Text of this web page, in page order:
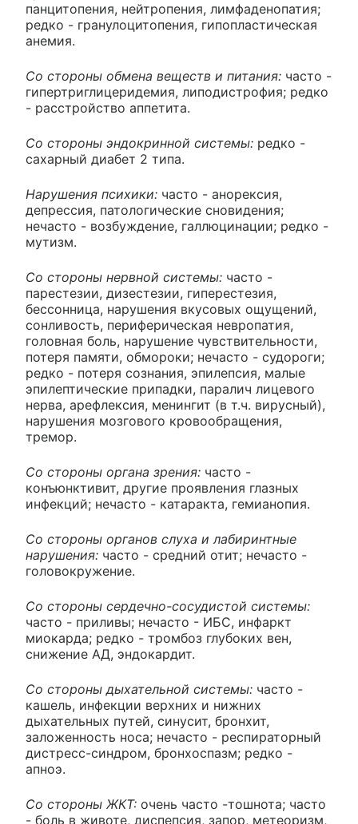
панцитопения, нейтропения, лимфаденопатия;
редко - гранулоцитопения, гипопластическая
анемия.
Со стороны обмена веществ и питания: часто -
гипертриглицеридемия, липодистрофия; редко
- расстройство аппетита.
Со стороны эндокринной системы: редко -
сахарный диабет 2 типа.
Нарушения психики: часто - анорексия,
депрессия, патологические сновидения;
нечасто - возбуждение, галлюцинации; редко -
мутизм.
Со стороны нервной системы: часто -
парестезии, дизестезии, гиперестезия,
бессонница, нарушения вкусовых ощущений,
сонливость, периферическая невропатия,
головная боль, нарушение чувствительности,
потеря памяти, обмороки; нечасто - судороги;
редко - потеря сознания, эпилепсия, малые
эпилептические припадки, паралич лицевого
нерва, арефлексия, менингит (в т.ч. вирусный),
нарушения мозгового кровообращения,
тремор.
Со стороны органа зрения: часто -
конъюнктивит, другие проявления глазных
инфекций; нечасто - катаракта, гемианопия.
Со стороны органов слуха и лабиринтные
нарушения: часто - средний отит; нечасто -
головокружение.
Со стороны сердечно-сосудистой системы:
часто - приливы; нечасто - ИБС, инфаркт
миокарда; редко - тромбоз глубоких вен,
снижение АД, эндокардит.
Со стороны дыхательной системы: часто -
кашель, инфекции верхних и нижних
дыхательных путей, синусит, бронхит,
заложенность носа; нечасто - респираторный
дистресс-синдром, бронхоспазм; редко -
апноэ.
Со стороны ЖКТ: очень часто -тошнота; часто
- боль в животе, диспепсия, запор, метеоризм,